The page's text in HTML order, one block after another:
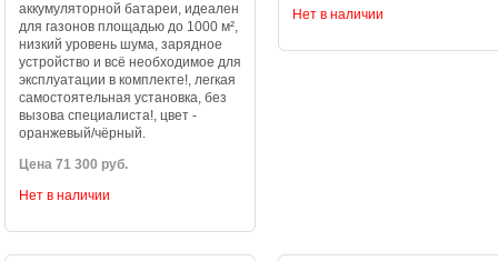
аккумуляторной батареи, идеален
для газонов площадью до 1000 м²,
низкий уровень шума, зарядное
устройство и всё необходимое для
эксплуатации в комплекте!, легкая
самостоятельная установка, без
вызова специалиста!, цвет -
оранжевый/чёрный.
Цена 71 300 руб.
Нет в наличии
Нет в наличии